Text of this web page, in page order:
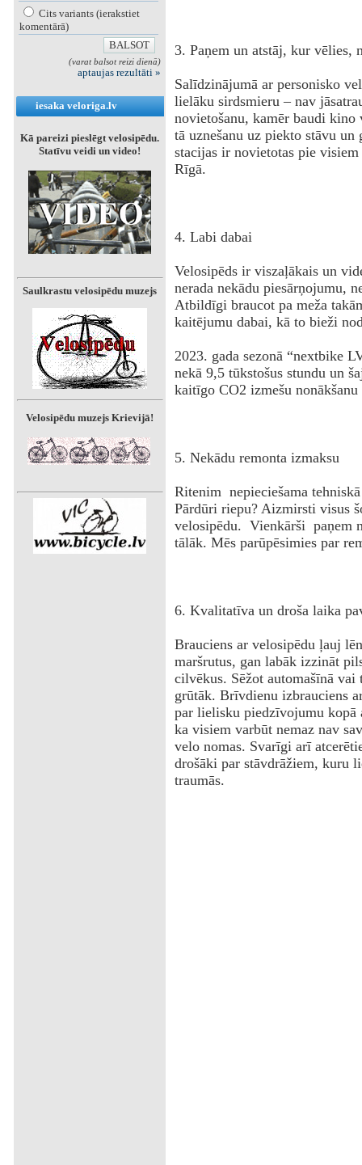
Cits variants (ierakstiet
komentārā)
(varat balsot reizi dienā)
aptaujas rezultāti »
iesaka veloriga.lv
Kā pareizi pieslēgt velosipēdu.
Statīvu veidi un video!
Saulkrastu velosipēdu muzejs
Velosipēdu muzejs Krievijā!
3. Paņem un atstāj, kur vēlies,
Salīdzinājumā ar personisko
lielāku sirdsmieru – nav
novietošanu, kamēr baudi
tā uznešanu uz piekto stāvu
stacijas ir novietotas pie
Rīgā.
4. Labi dabai
Velosipēds ir viszaļākais un
nerada nekādu piesārņojumu,
Atbildīgi braucot pa meža
kaitējumu dabai, kā to bieži
2023. gada sezonā “nextbike
nekā 9,5 tūkstošus stundu un
kaitīgo CO2 izmešu
5. Nekādu remonta izmaksu
Ritenim nepieciešama
Pārdūri riepu? Aizmirsti visus
velosipēdu. Vienkārši paņem
tālāk. Mēs parūpēsimies par
6. Kvalitatīva un droša laika
Brauciens ar velosipēdu ļauj
maršrutus, gan labāk izzināt
cilvēkus. Sēžot automašīnā
grūtāk. Brīvdienu izbrauciens
par lielisku piedzīvojumu kopā
ka visiem varbūt nemaz nav
velo nomas. Svarīgi arī
drošāki par stāvdrāžiem, kuru
traumās.